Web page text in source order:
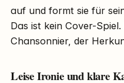
auf und formt sie für
Das ist kein Cover-
Chansonnier, der
Leise Ironie und klare